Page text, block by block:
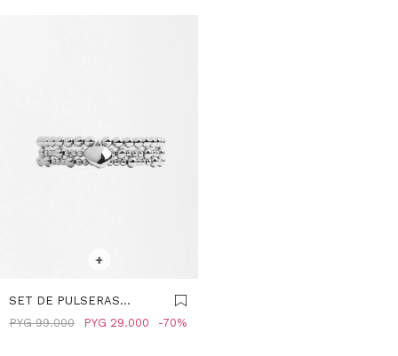
+
SET DE PULSERAS
ELÁSTICAS CON
PYG 29.000
PYG 99.000 70